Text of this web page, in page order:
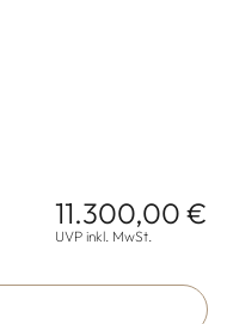
11.300,00 €
UVP inkl. MwSt.